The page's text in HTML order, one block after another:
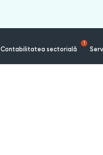
Contabilitatea sectorială
1